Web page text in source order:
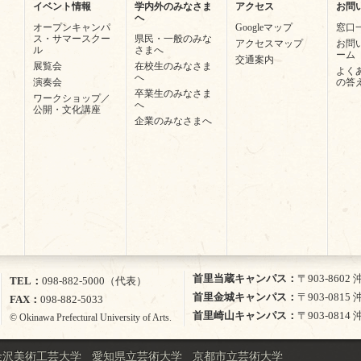
イベント情報
オープンキャンパ
ス・サマースクー
ル
展覧会
演奏会
ワークショップ／
公開・文化講座
学内外のみなさま
へ
県民・一般のみな
さまへ
在校生のみなさま
へ
卒業生のみなさま
へ
企業のみなさまへ
アクセス
Googleマップ
アクセスマップ
交通案内
お問
窓口
お問
ーム
よく
の答
沢美術工芸大学 愛知県立芸術大学 京都市立芸術大学
TEL
098-882-5000（代表）
FAX
098-882-5033
© Okinawa Prefectural University of Arts.
首里当蔵キャンパス
〒903-8602
首里金城キャンパス
〒903-0815
首里崎山キャンパス
〒903-0814